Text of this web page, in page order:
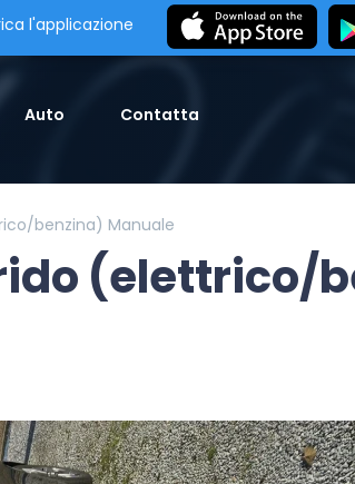
l'applicazione
Auto Contatta
benzina) Manuale
(elettrico/